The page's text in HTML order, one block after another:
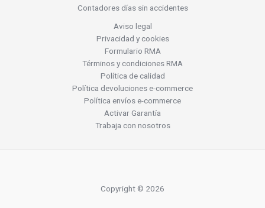
Contadores días sin accidentes
Aviso legal
Privacidad y cookies
Formulario RMA
Términos y condiciones RMA
Política de calidad
Política devoluciones e-commerce
Política envíos e-commerce
Activar Garantía
Trabaja con nosotros
Copyright © 2026